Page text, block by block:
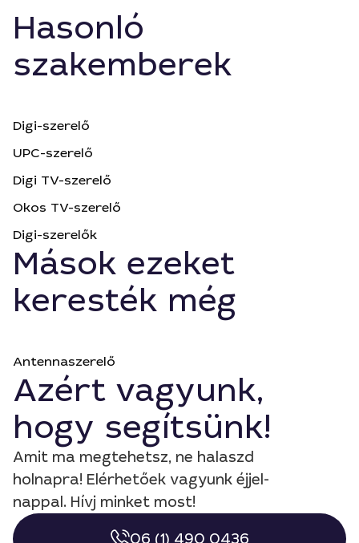
Hasonló
szakemberek
Digi-szerelő
UPC-szerelő
Digi TV-szerelő
Okos TV-szerelő
Digi-szerelők
Mások ezeket
keresték még
Antennaszerelő
Azért vagyunk,
hogy segítsünk!
Amit ma megtehetsz, ne halaszd
holnapra! Elérhetőek vagyunk éjjel-
nappal. Hívj minket most!
06 (1) 490 0436